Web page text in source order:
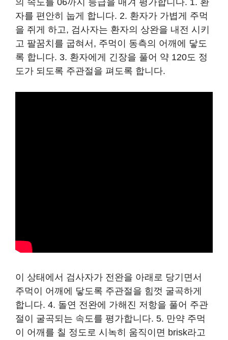
자를 편안히 눕게 합니다. 2. 환자가 가볍게 주먹
을 쥐게 하고, 검사자는 환자의 상완을 내전 시키
고 팔꿈치를 굽혀서, 주먹이 동측의 어깨에 닿도
록 합니다. 3. 환자에게 긴장을 풀어 약 120도 정
도가 되도록 주관절을 펴도록 합니다.
이 상태에서 검사자가 전완을 아래로 당기면서
주먹이 어깨에 닿도록 주관절을 힘껏 굴곡하게
합니다. 4. 돌연 전완에 가해진 저항을 풀어 주관
절이 굴곡되는 속도를 평가합니다. 5. 만약 주먹
이 어깨를 칠 정도로 시녹히 움직이면 brisk라고